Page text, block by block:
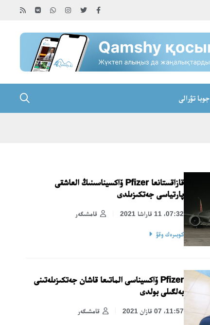
جوبا تۋرالى
قازاقستانعا Pfizer ۆاكسيناسىنىڭ العاشقى
پارتياسى جەتكىزىلدى
قامشىگەر 07:32، 11 قاراشا 2021
كوبىرەك وقۋ
Pfizer ۆاكسيناسى الماتىعا قاشان جەتكىزىلەتىنى
بەلگىلى بولدى
قامشىگەر 11:57، 07 قازان 2021